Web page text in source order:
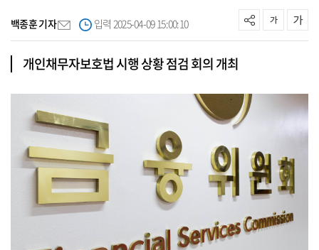
백종훈 기자 입력 2025-04-09 15:00:10
개인채무자보호법 시행 상황 점검 회의 개최